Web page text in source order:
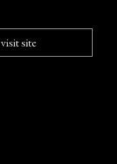
visit site